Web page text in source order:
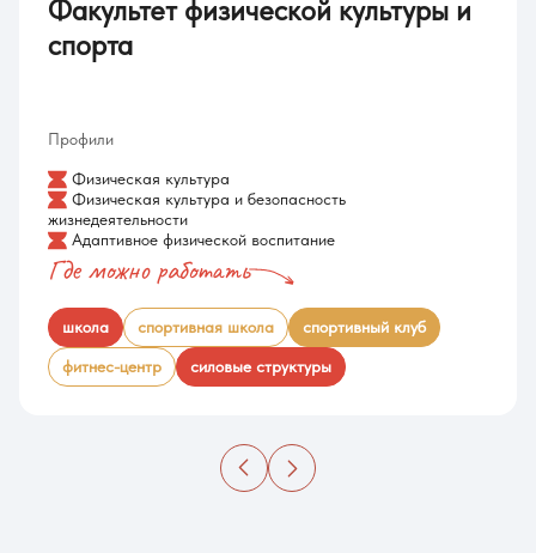
Факультет физической культуры и
спорта
Профили
Физическая культура
Физическая культура и безопасность
жизнедеятельности
Адаптивное физической воспитание
Где можно работать
школа спортивная школа спортивный клуб
фитнес-центр силовые структуры